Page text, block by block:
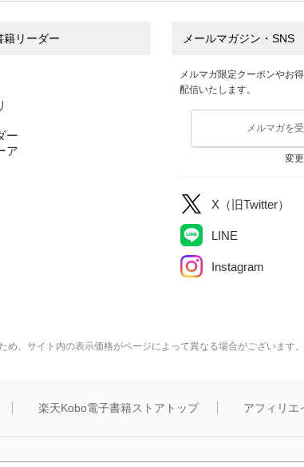
籍リーダー
ー
ア
メールマガジン・SNS
メルマガ限定クーポンやお
配信いたします。
メルマガを
変
X（旧Twitter）
LINE
Instagram
め、サイト内の表示価格がページによって異なる場合がございます
楽天Kobo電子書籍ストアトップ アフィリエ